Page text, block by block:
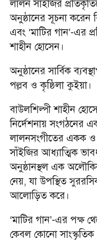
লালন সাঁইজির
অনুষ্ঠানের সূচনা করেন
এবং ‘মাটির গান’-এর
শাহীন হোসেন।
অনুষ্ঠানের সার্বিক
পল্লব ও কৃষ্ঠিলা কুইয়া।
বাউলশিল্পী শাহীন
নির্দেশনায় সংগঠনের
লালনসংগীতের একক ও
সাঁইজির আধ্যাত্মিক
অনুষ্ঠানস্থল এক
নেয়, যা উপস্থিত
আলোড়িত করে।
‘মাটির গান’-এর পক্ষ
কেবল কোনো